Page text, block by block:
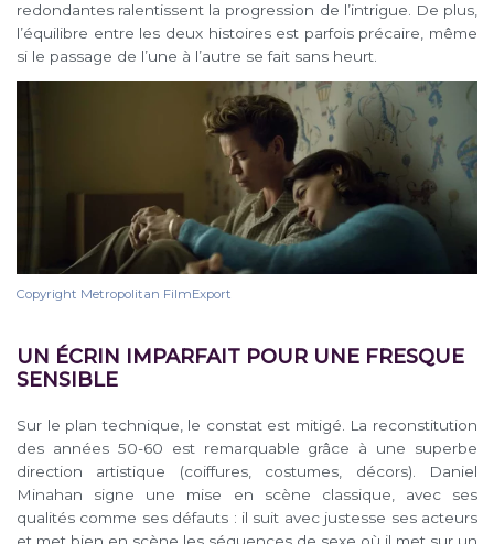
redondantes ralentissent la progression de l’intrigue. De plus,
l’équilibre entre les deux histoires est parfois précaire, même
si le passage de l’une à l’autre se fait sans heurt.
Copyright Metropolitan FilmExport
UN ÉCRIN IMPARFAIT POUR UNE FRESQUE
SENSIBLE
Sur le plan technique, le constat est mitigé. La reconstitution
des années 50-60 est remarquable grâce à une superbe
direction artistique (coiffures, costumes, décors). Daniel
Minahan signe une mise en scène classique, avec ses
qualités comme ses défauts : il suit avec justesse ses acteurs